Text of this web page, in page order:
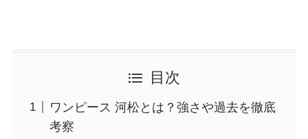
目次
ワンピース 河松とは？強さや過去を徹底
考察